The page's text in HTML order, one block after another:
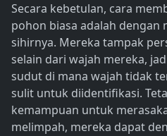
Secara kebetulan, cara
pohon biasa adalah dengan
sihirnya. Mereka tampak
selain dari wajah mereka,
sudut di mana wajah tidak
sulit untuk diidentifikasi.
kemampuan untuk
melimpah, mereka dapat